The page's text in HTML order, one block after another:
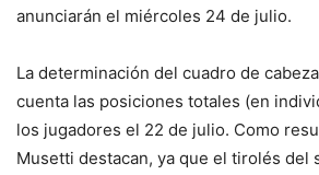
anunciarán el miércoles 24 de julio.
La determinación del cuadro de
cuenta las posiciones totales (en
los jugadores el 22 de julio. Como
Musetti destacan, ya que el tirolés del